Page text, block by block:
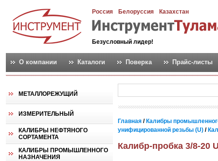
Россия Белоруссия Казахстан
Безусловный лидер!
О компании Каталоги Поверка Прайс-листы
МЕТАЛЛОРЕЖУЩИЙ
ИЗМЕРИТЕЛЬНЫЙ
КАЛИБРЫ НЕФТЯНОГО
СОРТАМЕНТА
КАЛИБРЫ ПРОМЫШЛЕННОГО
НАЗНАЧЕНИЯ
Главная / Калибры
унифицированной резьбы (U) /
Калибр-пробка 3/8-20